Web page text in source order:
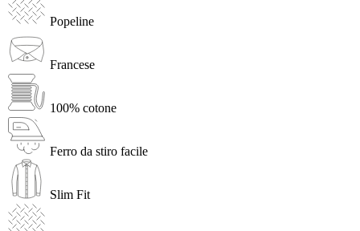
Popeline
Francese
100% cotone
Ferro da stiro facile
Slim Fit